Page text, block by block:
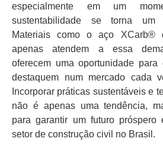
especialmente em um
sustentabilidade se torna um
Materiais como o aço XCarb®
apenas atendem a essa
oferecem uma oportunidade
destaquem num mercado cada
Incorporar práticas sustentáveis e
não é apenas uma tendência,
para garantir um futuro próspero
setor de construção civil no Brasil.